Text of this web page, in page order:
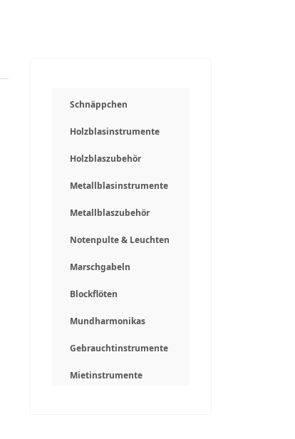
Schnäppchen
Holzblasinstrumente
Holzblaszubehör
Metallblasinstrumente
Metallblaszubehör
Notenpulte & Leuchten
Marschgabeln
Blockflöten
Mundharmonikas
Gebrauchtinstrumente
Mietinstrumente